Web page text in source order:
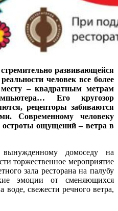
развивающейся
человек все более
– квадратным метрам
Его кругозор
рецепторы забиваются
Современному человеку
остроты ощущений – ветра в
домоседу на
торжественное мероприятие
зала ресторана на палубу
эмоции от сменяющихся
воде, свежести речного ветра,